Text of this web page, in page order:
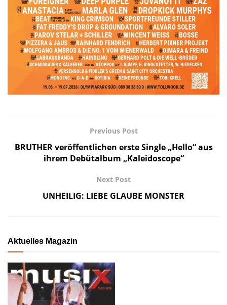
Previous Post
BRUTHER veröffentlichen erste Single „Hello“ aus
ihrem Debütalbum „Kaleidoscope“
Next Post
UNHEILIG: LIEBE GLAUBE MONSTER
Aktuelles Magazin